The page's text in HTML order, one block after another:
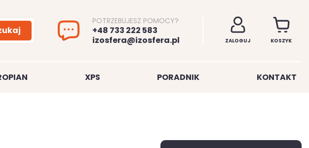
POTRZEBUJESZ POMOCY?
+48 733 222 583
izosfera@izosfera.pl
ZALOGUJ KOSZYK
XPS PORADNIK KONTAKT